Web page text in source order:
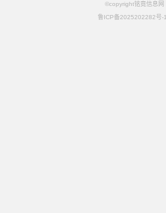
©copyright铭竟信息网
鲁ICP备2025202282号-